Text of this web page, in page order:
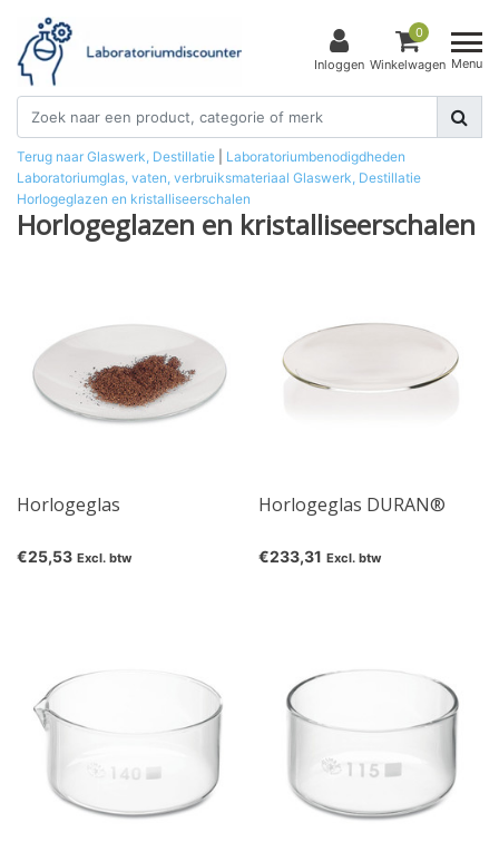
Inloggen
0
Winkelwagen Menu
Terug naar Glaswerk, Destillatie
Laboratoriumbenodigdheden
Laboratoriumglas, vaten, verbruiksmateriaal Glaswerk, Destillatie
Horlogeglazen en kristalliseerschalen
Horlogeglazen en kristalliseerschalen
Horlogeglas
€25,53 Excl. btw
Horlogeglas DURAN®
€233,31 Excl. btw